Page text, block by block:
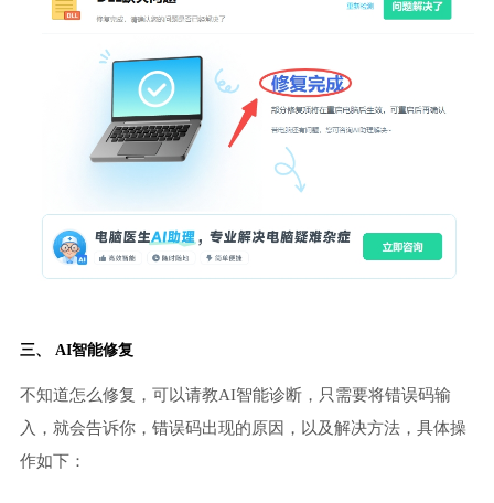
三、 AI智能修复
不知道怎么修复，可以请教AI智能诊断，只需要将错误码输
入，就会告诉你，错误码出现的原因，以及解决方法，具体操
作如下：